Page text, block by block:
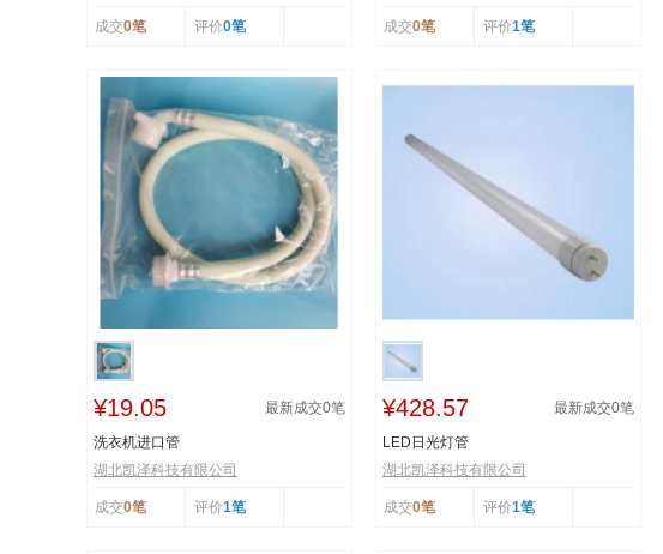
成交0笔 评价0笔 成交0笔 评价1笔
¥19.05 最新成交0笔
洗衣机进口管
湖北凯泽科技有限公司
成交0笔 评价1笔
¥428.57 最新成交0笔
LED日光灯管
湖北凯泽科技有限公司
成交0笔 评价1笔